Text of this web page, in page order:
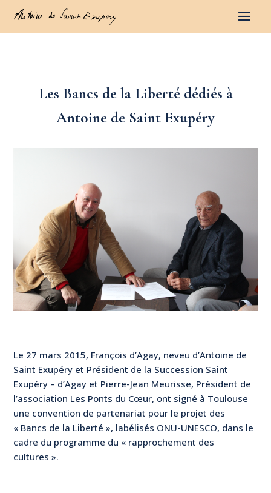
Les Bancs de la Liberté dédiés à
Antoine de Saint Exupéry
Le 27 mars 2015, François d’Agay, neveu d’Antoine de
Saint Exupéry et Président de la Succession Saint
Exupéry – d’Agay et Pierre-Jean Meurisse, Président de
l’association Les Ponts du Cœur, ont signé à Toulouse
une convention de partenariat pour le projet des
« Bancs de la Liberté », labélisés ONU-UNESCO, dans le
cadre du programme du « rapprochement des
cultures ».